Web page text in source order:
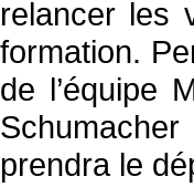
relancer les
formation.
de l’équipe
prendra le